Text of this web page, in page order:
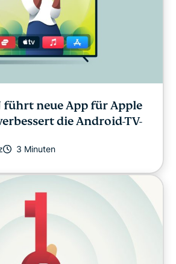
führt neue App für Apple
die Android-TV-
3 Minuten